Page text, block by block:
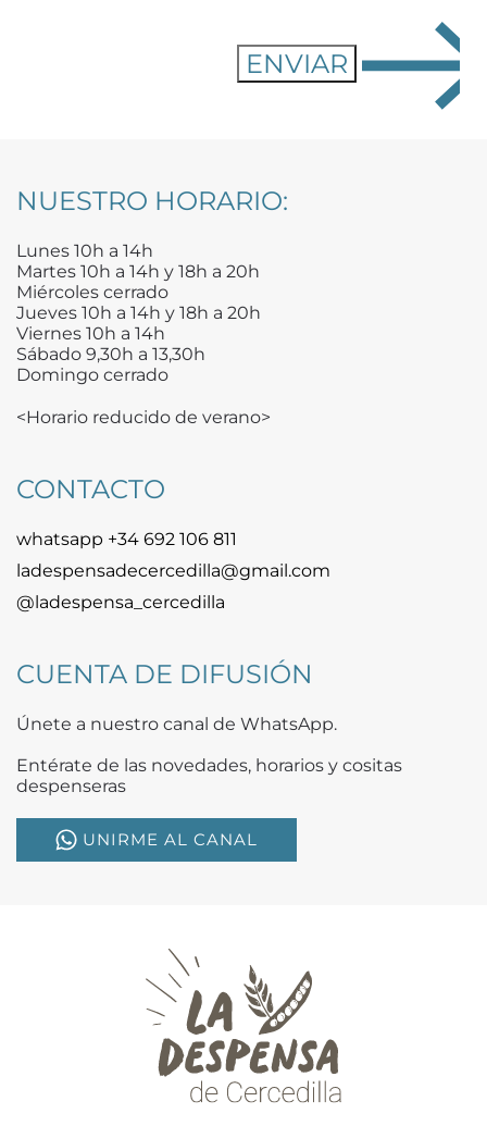
NUESTRO HORARIO:
Lunes 10h a 14h
Martes 10h a 14h y 18h a 20h
Miércoles cerrado
Jueves 10h a 14h y 18h a 20h
Viernes 10h a 14h
Sábado 9,30h a 13,30h
Domingo cerrado
<Horario reducido de verano>
CONTACTO
whatsapp +34 692 106 811
ladespensadecercedilla@gmail.com
@ladespensa_cercedilla
CUENTA DE DIFUSIÓN
Únete a nuestro canal de WhatsApp.
Entérate de las novedades, horarios y cositas
despenseras
UNIRME AL CANAL